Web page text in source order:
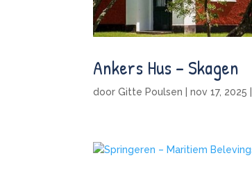
Ankers Hus – Skagen
doorGitte Poulsen |nov 17, 2025